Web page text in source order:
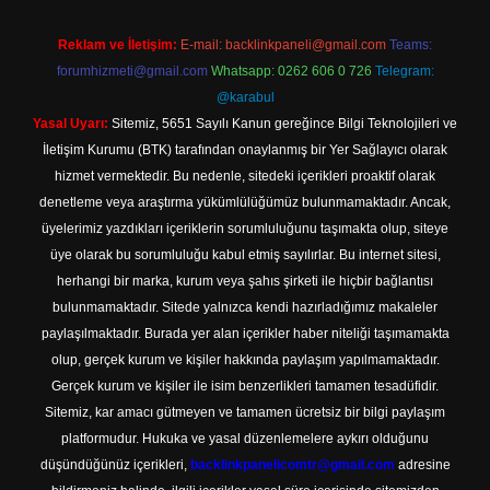
Reklam ve İletişim: E-mail: backlinkpaneli@gmail.com Teams:
forumhizmeti@gmail.com Whatsapp: 0262 606 0 726 Telegram:
@karabul
Yasal Uyarı: Sitemiz, 5651 Sayılı Kanun gereğince Bilgi Teknolojileri ve
İletişim Kurumu (BTK) tarafından onaylanmış bir Yer Sağlayıcı olarak
hizmet vermektedir. Bu nedenle, sitedeki içerikleri proaktif olarak
denetleme veya araştırma yükümlülüğümüz bulunmamaktadır. Ancak,
üyelerimiz yazdıkları içeriklerin sorumluluğunu taşımakta olup, siteye
üye olarak bu sorumluluğu kabul etmiş sayılırlar. Bu internet sitesi,
herhangi bir marka, kurum veya şahıs şirketi ile hiçbir bağlantısı
bulunmamaktadır. Sitede yalnızca kendi hazırladığımız makaleler
paylaşılmaktadır. Burada yer alan içerikler haber niteliği taşımamakta
olup, gerçek kurum ve kişiler hakkında paylaşım yapılmamaktadır.
Gerçek kurum ve kişiler ile isim benzerlikleri tamamen tesadüfidir.
Sitemiz, kar amacı gütmeyen ve tamamen ücretsiz bir bilgi paylaşım
platformudur. Hukuka ve yasal düzenlemelere aykırı olduğunu
düşündüğünüz içerikleri, backlinkpanelicomtr@gmail.com adresine